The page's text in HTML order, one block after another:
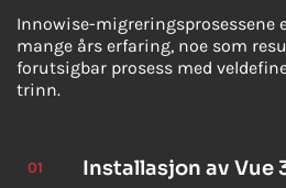
Innowise-migreringsprosessene
mange års erfaring, noe som
forutsigbar prosess med
trinn.
01 Installasjon av